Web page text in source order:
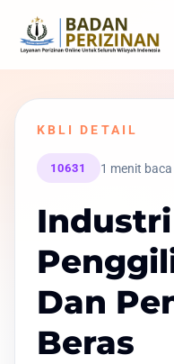
KBLI DETAIL
10631 1 menit baca
Industri
Dan
Beras